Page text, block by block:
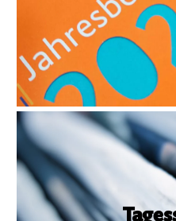
ADS-
Unsere
Zahl der